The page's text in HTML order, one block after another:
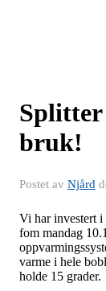
bruk!
Postet av Njård
Vi har investert i
fom mandag
varme i hele
holde 15 grader.